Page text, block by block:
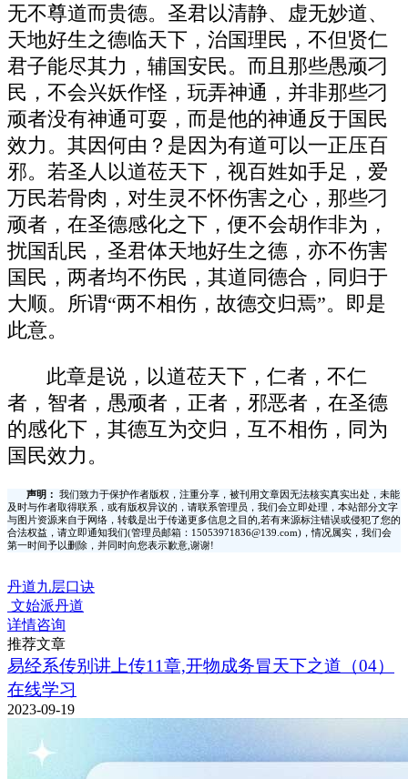
无不尊道而贵德。圣君以清静、虚无妙道、
天地好生之德临天下，治国理民，不但贤仁
君子能尽其力，辅国安民。而且那些愚顽刁
民，不会兴妖作怪，玩弄神通，并非那些刁
顽者没有神通可耍，而是他的神通反于国民
效力。其因何由？是因为有道可以一正压百
邪。若圣人以道莅天下，视百姓如手足，爱
万民若骨肉，对生灵不怀伤害之心，那些刁
顽者，在圣德感化之下，便不会胡作非为，
扰国乱民，圣君体天地好生之德，亦不伤害
国民，两者均不伤民，其道同德合，同归于
大顺。所谓“两不相伤，故德交归焉”。即是
此意。
此章是说，以道莅天下，仁者，不仁
者，智者，愚顽者，正者，邪恶者，在圣德
的感化下，其德互为交归，互不相伤，同为
国民效力。
声明：
我们致力于保护作者版权，注重分享，被刊用文章因无法核实真实出处，未能
及时与作者取得联系，或有版权异议的，请联系管理员，我们会立即处理，本站部分文字
与图片资源来自于网络，转载是出于传递更多信息之目的,若有来源标注错误或侵犯了您的
合法权益，请立即通知我们(管理员邮箱：15053971836@139.com)，情况属实，我们会
第一时间予以删除，并同时向您表示歉意,谢谢!
丹道九层口诀
文始派丹道
详情咨询
推荐文章
易经系传别讲上传11章,开物成务冒天下之道（04）
在线学习
2023-09-19